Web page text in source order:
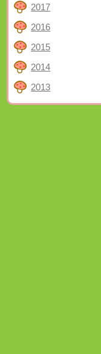
2017
2016
2015
2014
2013